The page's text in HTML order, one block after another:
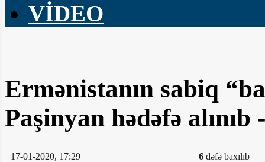
VİDEO
Ermənistanın sabiq
Paşinyan hədəfə
17-01-2020, 17:29 6 dəfə baxılıb